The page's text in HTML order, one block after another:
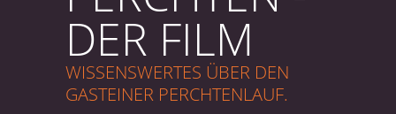
DER FILM
WISSENSWERTES ÜBER DEN
GASTEINER PERCHTENLAUF.